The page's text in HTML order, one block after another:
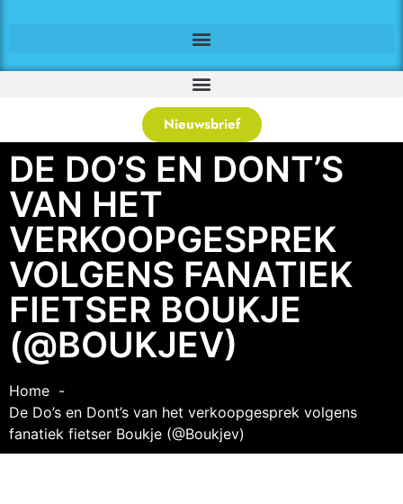
Nieuwsbrief
DE DO’S EN DONT’S
VAN HET
VERKOOPGESPREK
VOLGENS FANATIEK
FIETSER BOUKJE
(@BOUKJEV)
Home
De Do’s en Dont’s van het verkoopgesprek volgens
fanatiek fietser Boukje (@Boukjev)